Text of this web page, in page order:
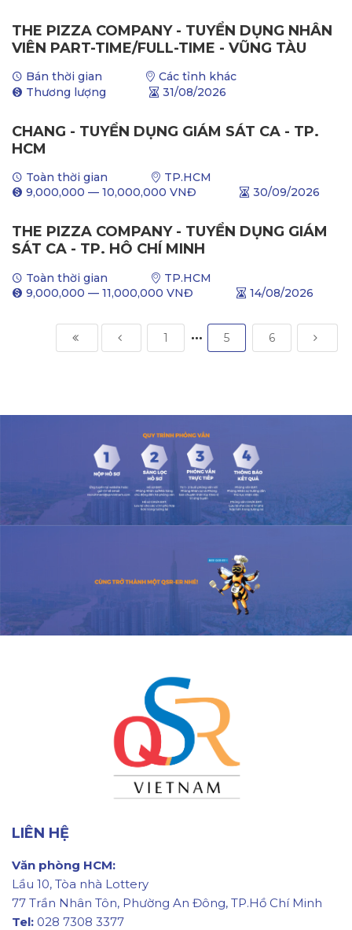
THE PIZZA COMPANY - TUYỂN DỤNG NHÂN
VIÊN PART-TIME/FULL-TIME - VŨNG TÀU
Bán thời gian
Các tỉnh khác
Thương lượng
31/08/2026
CHANG - TUYỂN DỤNG GIÁM SÁT CA - TP.
HCM
Toàn thời gian
TP.HCM
9,000,000 — 10,000,000 VNĐ 30/09/2026
THE PIZZA COMPANY - TUYỂN DỤNG GIÁM
SÁT CA - TP. HÔ CHÍ MINH
Toàn thời gian
TP.HCM
9,000,000 — 11,000,000 VNĐ 14/08/2026
1 5 6
LIÊN HỆ
Văn phòng HCM:
Lầu 10, Tòa nhà Lottery
77 Trần Nhân Tôn, Phường An Đông, TP.Hồ Chí Minh
Tel: 028 7308 3377